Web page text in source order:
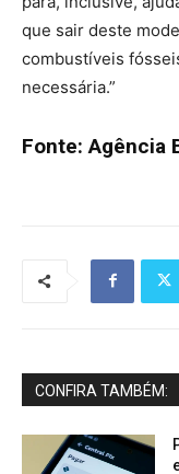
que sair deste
combustíveis
necessária.”
Fonte: Agência
CONFIRA TAMBÉM: